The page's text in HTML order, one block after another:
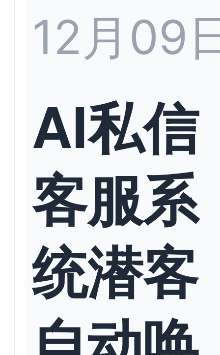
12月09
AI私信
客服系
统潜客